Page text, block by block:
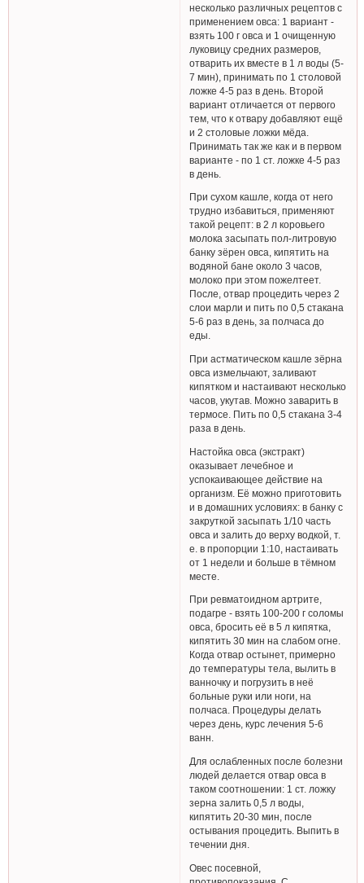
несколько различных рецептов с
применением овса: 1 вариант -
взять 100 г овса и 1 очищенную
луковицу средних размеров,
отварить их вместе в 1 л воды (5-
7 мин), принимать по 1 столовой
ложке 4-5 раз в день. Второй
вариант отличается от первого
тем, что к отвару добавляют ещё
и 2 столовые ложки мёда.
Принимать так же как и в первом
варианте - по 1 ст. ложке 4-5 раз
в день.
При сухом кашле, когда от него
трудно избавиться, применяют
такой рецепт: в 2 л коровьего
молока засыпать пол-литровую
банку зёрен овса, кипятить на
водяной бане около 3 часов,
молоко при этом пожелтеет.
После, отвар процедить через 2
слои марли и пить по 0,5 стакана
5-6 раз в день, за полчаса до
еды.
При астматическом кашле зёрна
овса измельчают, заливают
кипятком и настаивают несколько
часов, укутав. Можно заварить в
термосе. Пить по 0,5 стакана 3-4
раза в день.
Настойка овса (экстракт)
оказывает лечебное и
успокаивающее действие на
организм. Её можно приготовить
и в домашних условиях: в банку с
закруткой засыпать 1/10 часть
овса и залить до верху водкой, т.
е. в пропорции 1:10, настаивать
от 1 недели и больше в тёмном
месте.
При ревматоидном артрите,
подагре - взять 100-200 г соломы
овса, бросить её в 5 л кипятка,
кипятить 30 мин на слабом огне.
Когда отвар остынет, примерно
до температуры тела, вылить в
ванночку и погрузить в неё
больные руки или ноги, на
полчаса. Процедуры делать
через день, курс лечения 5-6
ванн.
Для ослабленных после болезни
людей делается отвар овса в
таком соотношении: 1 ст. ложку
зерна залить 0,5 л воды,
кипятить 20-30 мин, после
остывания процедить. Выпить в
течении дня.
Овес посевной,